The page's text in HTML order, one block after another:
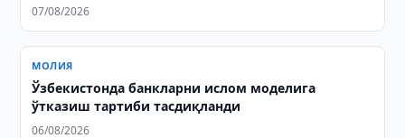
07/08/2026
МОЛИЯ
Ўзбекистонда банкларни ислом моделига
ўтказиш тартиби тасдиқланди
06/08/2026